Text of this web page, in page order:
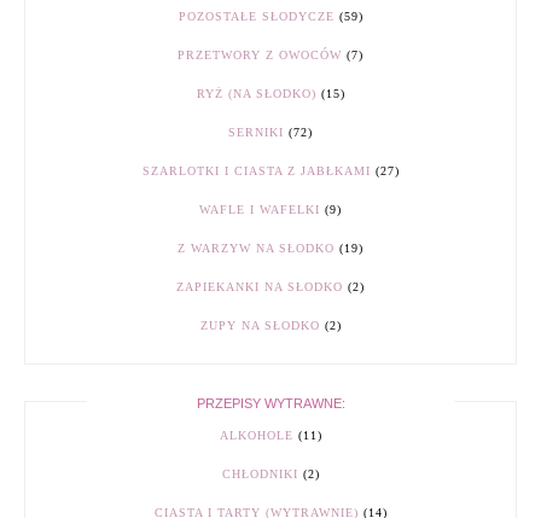
POZOSTAŁE SŁODYCZE (59)
PRZETWORY Z OWOCÓW (7)
RYŻ (NA SŁODKO) (15)
SERNIKI (72)
SZARLOTKI I CIASTA Z JABŁKAMI (27)
WAFLE I WAFELKI (9)
Z WARZYW NA SŁODKO (19)
ZAPIEKANKI NA SŁODKO (2)
ZUPY NA SŁODKO (2)
PRZEPISY WYTRAWNE:
ALKOHOLE (11)
CHŁODNIKI (2)
CIASTA I TARTY (WYTRAWNIE) (14)